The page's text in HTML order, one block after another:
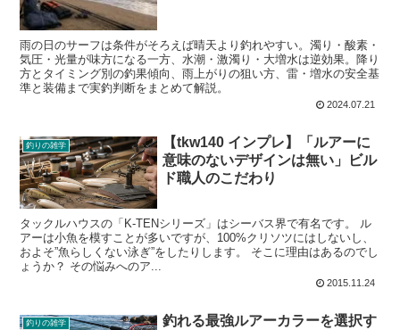
雨の日のサーフは条件がそろえば晴天より釣れやすい。濁り・酸素・
気圧・光量が味方になる一方、水潮・激濁り・大増水は逆効果。降り
方とタイミング別の釣果傾向、雨上がりの狙い方、雷・増水の安全基
準と装備まで実釣判断をまとめて解説。
2024.07.21
釣りの雑学
【tkw140 インプレ】「ルアーに
意味のないデザインは無い」ビル
ド職人のこだわり
タックルハウスの「K-TENシリーズ」はシーバス界で有名です。 ル
アーは小魚を模すことが多いですが、100%クリソツにはしないし、
およそ”魚らしくない泳ぎ”をしたりします。 そこに理由はあるのでし
ょうか？ その悩みへのア...
2015.11.24
釣りの雑学
釣れる最強ルアーカラーを選択す